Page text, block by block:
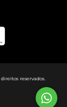
reservados.